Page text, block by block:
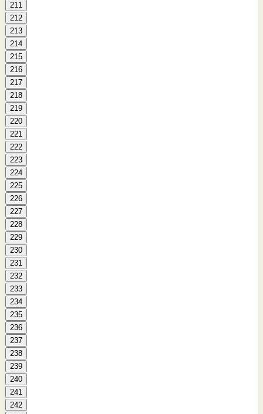
211
212
213
214
215
216
217
218
219
220
221
222
223
224
225
226
227
228
229
230
231
232
233
234
235
236
237
238
239
240
241
242